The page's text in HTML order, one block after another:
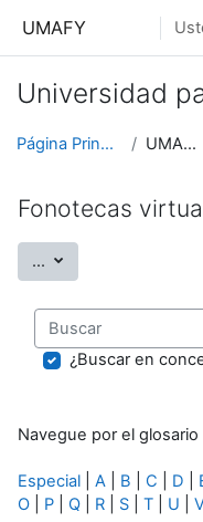
UMAFY
Universidad
Página Principal UMAFY
Fonotecas
... Exportar entradas
Buscar
¿Buscar en
Navegue por el
Especial A B C D
O
P Q R S T U